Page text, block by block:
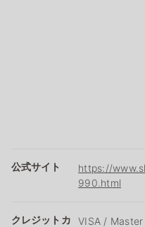
公式サイト
https://
990.html
クレジットカ
VISA /